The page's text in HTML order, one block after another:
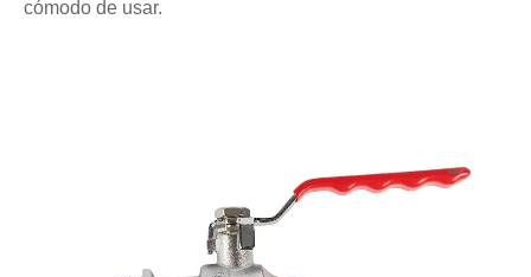
cómodo de usar.